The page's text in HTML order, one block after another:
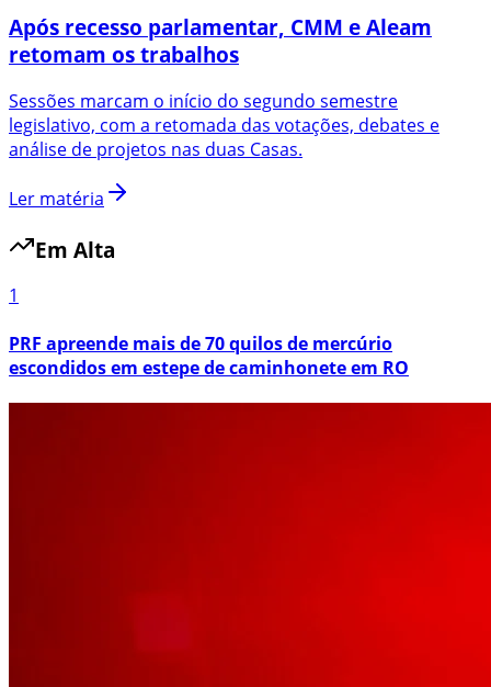
Após recesso parlamentar, CMM e Aleam
retomam os trabalhos
Sessões marcam o início do segundo semestre
legislativo, com a retomada das votações, debates e
análise de projetos nas duas Casas.
Ler matéria
Em Alta
1
PRF apreende mais de 70 quilos de mercúrio
escondidos em estepe de caminhonete em RO